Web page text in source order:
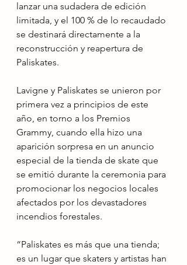
lanzar una sudadera de edición
limitada, y el 100 % de lo recaudado
se destinará directamente a la
reconstrucción y reapertura de
Paliskates.
Lavigne y Paliskates se unieron por
primera vez a principios de este
año, en torno a los Premios
Grammy, cuando ella hizo una
aparición sorpresa en un anuncio
especial de la tienda de skate que
se emitió durante la ceremonia para
promocionar los negocios locales
afectados por los devastadores
incendios forestales.
“Paliskates es más que una tienda;
es un lugar que skaters y artistas han